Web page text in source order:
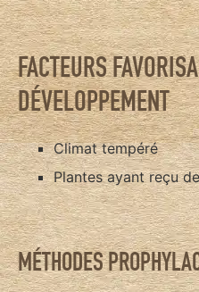
FACTEURS
DÉVELOPPEMENT
Climat tempéré
Plantes ayant reçu
MÉTHODES